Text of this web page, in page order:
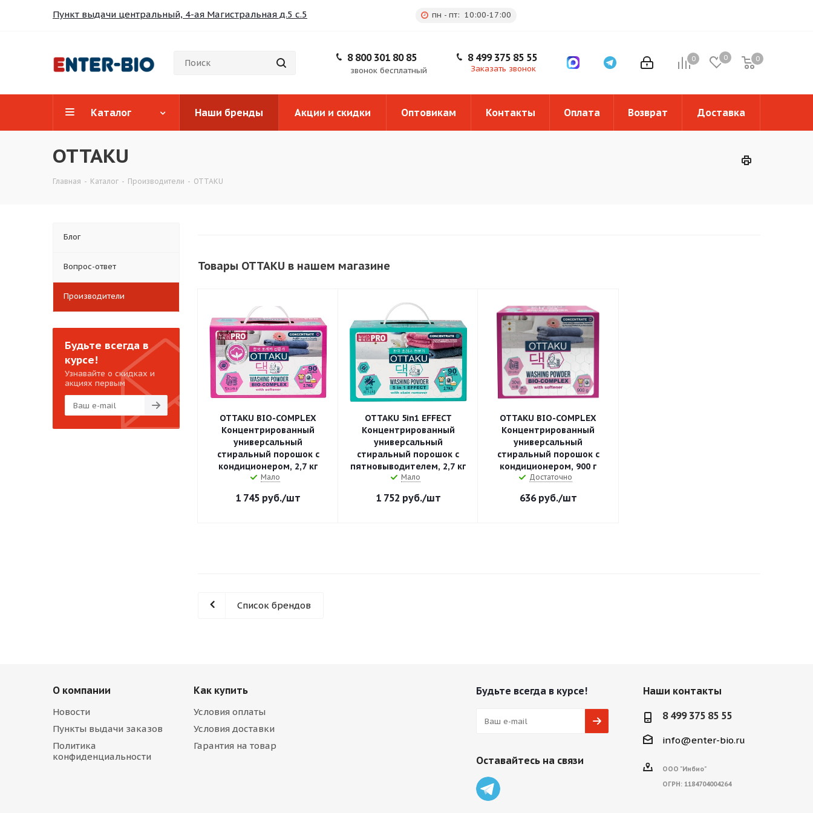
Пункт выдачи центральный, 4-ая Магистральная д.5 с.5 пн - пт: 10:00-17:00
0 0 0
0
8 800 301 80 85
звонок бесплатный
8 499 375 85 55
Заказать звонок
Каталог Наши бренды Акции и скидки Оптовикам Контакты Оплата Возврат Доставка
OTTAKU
Главная - Каталог - Производители - OTTAKU
Товары OTTAKU в нашем магазине
OTTAKU BIO-COMPLEX
Концентрированный
универсальный
стиральный порошок с
кондиционером, 2,7 кг
Мало
1 745 руб./шт
OTTAKU 5in1 EFFECT
Концентрированный
универсальный
стиральный порошок с
пятновыводителем, 2,7 кг
Мало
1 752 руб./шт
OTTAKU BIO-COMPLEX
Концентрированный
универсальный
стиральный порошок с
кондиционером, 900 г
Достаточно
636руб./шт
Список брендов
Блог
Вопрос-ответ
Производители
Будьте всегда в
курсе!
Узнавайте о скидках и
акциях первым
О компании
Новости
Пункты выдачи заказов
Политика
конфиденциальности
Как купить
Условия оплаты
Условия доставки
Гарантия на товар
Будьте всегда в курсе!
Оставайтесь на связи
Наши контакты
8 499 375 85 55
info@enter-bio.ru
ООО "Инбио"
ОГРН: 1184704004264